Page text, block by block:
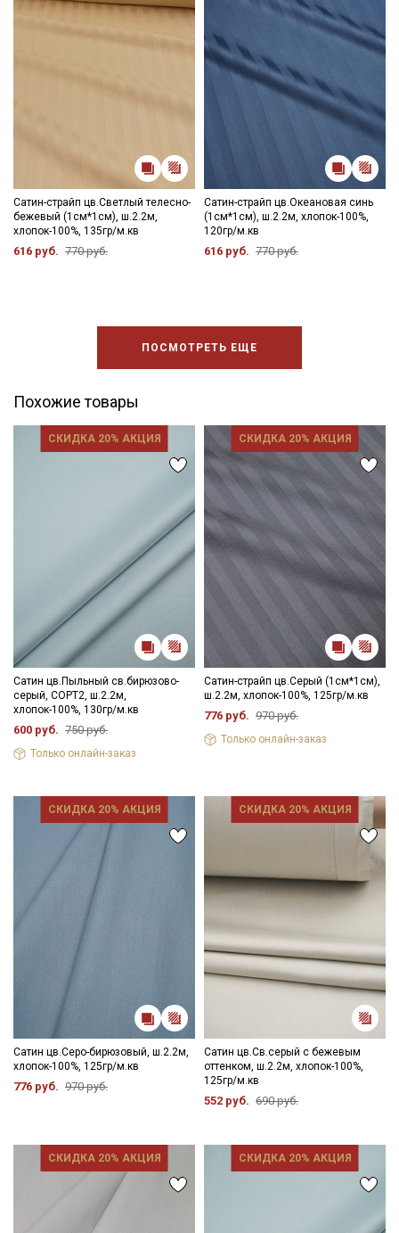
Сатин-страйп цв.Светлый телесно-
бежевый (1см*1см), ш.2.2м,
хлопок-100%, 135гр/м.кв
616 руб. 770 руб.
Сатин-страйп цв.Океановая синь
(1см*1см), ш.2.2м, хлопок-100%,
120гр/м.кв
616 руб. 770 руб.
ПОСМОТРЕТЬ ЕЩЕ
Похожие товары
СКИДКА 20% АКЦИЯ
Сатин цв.Пыльный св.бирюзово-
серый, СОРТ2, ш.2.2м,
хлопок-100%, 130гр/м.кв
600 руб. 750 руб.
Только онлайн-заказ
СКИДКА 20% АКЦИЯ
Сатин-страйп цв.Серый (1см*1см),
ш.2.2м, хлопок-100%, 125гр/м.кв
776 руб. 970 руб.
Только онлайн-заказ
СКИДКА 20% АКЦИЯ
Сатин цв.Серо-бирюзовый, ш.2.2м,
хлопок-100%, 125гр/м.кв
776 руб. 970 руб.
СКИДКА 20% АКЦИЯ
Сатин цв.Св.серый с бежевым
оттенком, ш.2.2м, хлопок-100%,
125гр/м.кв
552 руб. 690 руб.
СКИДКА 20% АКЦИЯ СКИДКА 20% АКЦИЯ
Подписаться
Политикой обработки персональных
Согласие на получение рекламных и
информационных рассылок